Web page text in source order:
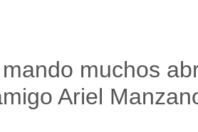
mando muchos
Ariel